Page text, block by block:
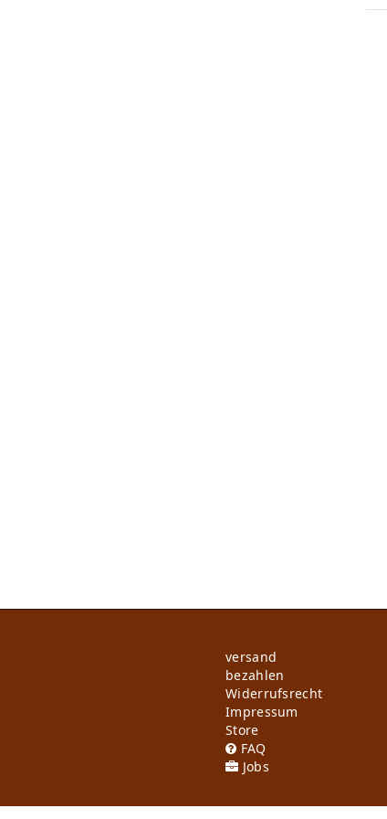
versand
bezahlen
Widerrufs­recht
Impressum
Store
FAQ
Jobs